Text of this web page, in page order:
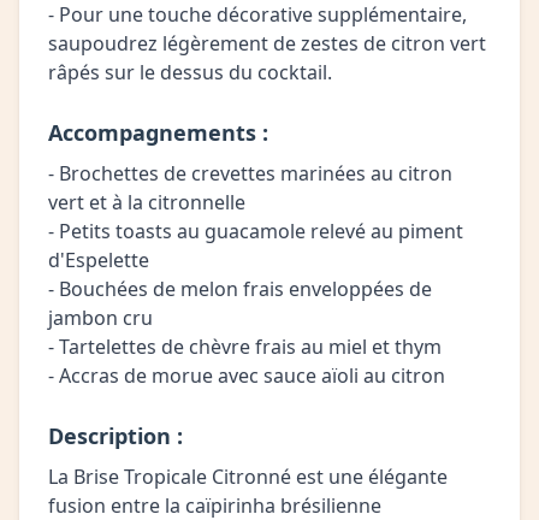
- Pour une touche décorative supplémentaire,
saupoudrez légèrement de zestes de citron vert
râpés sur le dessus du cocktail.
Accompagnements :
- Brochettes de crevettes marinées au citron
vert et à la citronnelle
- Petits toasts au guacamole relevé au piment
d'Espelette
- Bouchées de melon frais enveloppées de
jambon cru
- Tartelettes de chèvre frais au miel et thym
- Accras de morue avec sauce aïoli au citron
Description :
La Brise Tropicale Citronné est une élégante
fusion entre la caïpirinha brésilienne